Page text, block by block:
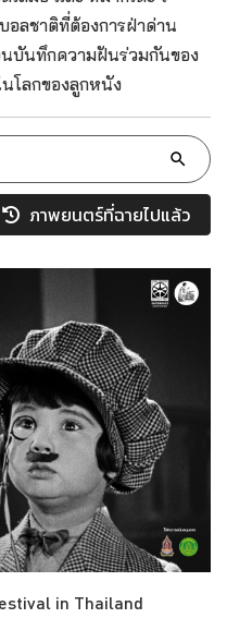
อลชาติที่ต้องการฝ่าด่าน
นบันทึกความฝันร่วมกันของ
นโลกของลูกหนัง
ภาพยนตร์ที่ฉายไปแล้ว
in Thailand